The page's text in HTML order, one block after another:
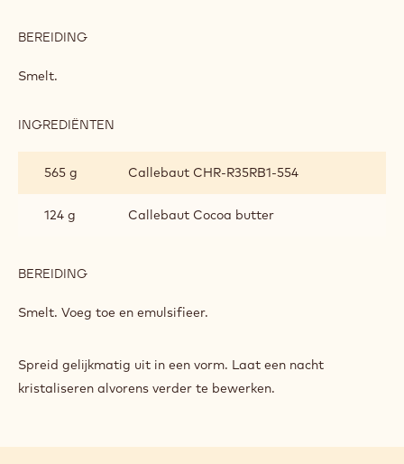
BEREIDING
PRALINES
Smelt.
INGREDIËNTEN
VOOR
HANDGEDIPTE
PRALINES
565 g Callebaut CHR-R35RB1-554
124 g Callebaut Cocoa butter
BEREIDING
PRALINEVULLING
VOOR
PRALINES
Smelt. Voeg toe en emulsifieer.
Spreid gelijkmatig uit in een vorm. Laat een nacht
kristaliseren alvorens verder te bewerken.